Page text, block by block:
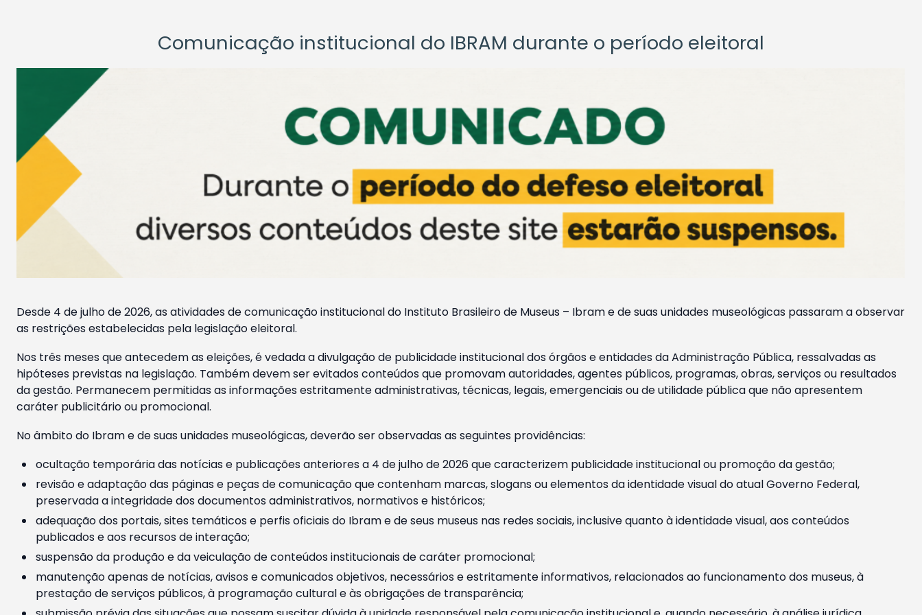
Comunicação institucional do IBRAM durante o período eleitoral
Desde 4 de julho de 2026, as atividades de comunicação institucional do Instituto Brasileiro de Museus – Ibram e de suas unidades museológicas passaram a observar
as restrições estabelecidas pela legislação eleitoral.
Nos três meses que antecedem as eleições, é vedada a divulgação de publicidade institucional dos órgãos e entidades da Administração Pública, ressalvadas as
hipóteses previstas na legislação. Também devem ser evitados conteúdos que promovam autoridades, agentes públicos, programas, obras, serviços ou resultados
da gestão. Permanecem permitidas as informações estritamente administrativas, técnicas, legais, emergenciais ou de utilidade pública que não apresentem
caráter publicitário ou promocional.
No âmbito do Ibram e de suas unidades museológicas, deverão ser observadas as seguintes providências:
ocultação temporária das notícias e publicações anteriores a 4 de julho de 2026 que caracterizem publicidade institucional ou promoção da gestão;
revisão e adaptação das páginas e peças de comunicação que contenham marcas, slogans ou elementos da identidade visual do atual Governo Federal,
preservada a integridade dos documentos administrativos, normativos e históricos;
adequação dos portais, sites temáticos e perfis oficiais do Ibram e de seus museus nas redes sociais, inclusive quanto à identidade visual, aos conteúdos
publicados e aos recursos de interação;
suspensão da produção e da veiculação de conteúdos institucionais de caráter promocional;
manutenção apenas de notícias, avisos e comunicados objetivos, necessários e estritamente informativos, relacionados ao funcionamento dos museus, à
prestação de serviços públicos, à programação cultural e às obrigações de transparência;